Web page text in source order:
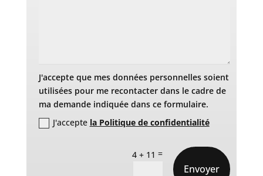
J'accepte que mes données personnelles soient
utilisées pour me recontacter dans le cadre de
ma demande indiquée dans ce formulaire.
J'accepte la Politique de confidentialité
4 + 11 =
Envoyer